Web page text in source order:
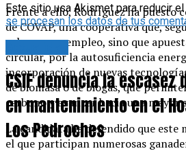
Frente a ello, Rodríguez ha puesto
de COVAP, una cooperativa que,
solo genera empleo, sino que
circular, por la autosuficiencia
incorporación de nuevas
de biomasa o de biogás, que
carbono y avanzar hacia una mayor
La candidata ha defendido que este
el que participan numerosas
Este sitio usa Akismet para reducir
se procesan los datos de tus
CSIF denuncia la
en mantenimiento en el
Los Pedroches